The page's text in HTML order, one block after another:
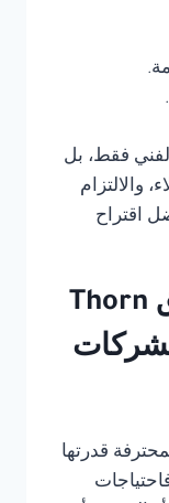
فقط، بل
والالتزام
اقتراح
صيانة نظام انذار حريق Thorn
قدرتها